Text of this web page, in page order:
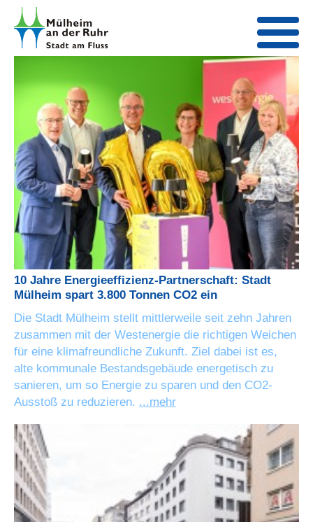
10 Jahre Energieeffizienz-Partnerschaft: Stadt
Mülheim spart 3.800 Tonnen CO2 ein
Die Stadt Mülheim stellt mittlerweile seit zehn Jahren
zusammen mit der Westenergie die richtigen Weichen
für eine klimafreundliche Zukunft. Ziel dabei ist es,
alte kommunale Bestandsgebäude energetisch zu
sanieren, um so Energie zu sparen und den CO2-
Ausstoß zu reduzieren. ...mehr